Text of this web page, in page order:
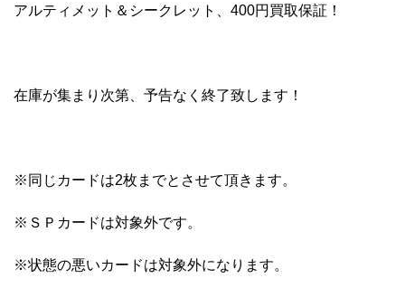
アルティメット＆シークレット、400円買取保証！
在庫が集まり次第、予告なく終了致します！
※同じカードは2枚までとさせて頂きます。
※ＳＰカードは対象外です。
※状態の悪いカードは対象外になります。